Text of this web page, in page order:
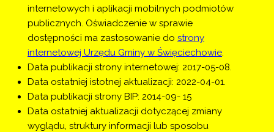
internetowych i aplikacji mobilnych podmiotów
publicznych. Oświadczenie w sprawie
dostępności ma zastosowanie do strony
internetowej Urzędu Gminy w Święciechowie.
Data publikacji strony internetowej: 2017-05-08.
Data ostatniej istotnej aktualizacji: 2022-04-01.
Data publikacji strony BIP: 2014-09- 15
Data ostatniej aktualizacji dotyczącej zmiany
wyglądu, struktury informacji lub sposobu